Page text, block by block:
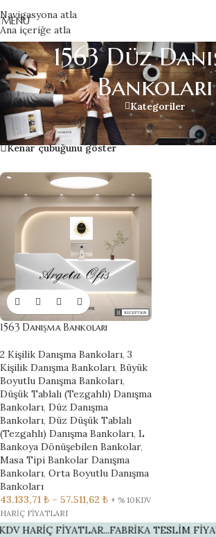
Navigasyona atla
Ana içeriğe atla
MENÜ
1563 Düz
Bankoları
Kategoriler
Home» 1563 Düz Danışma Bankoları Tek
Kenar çubuğunu göster
1563 Danışma Bankoları
2 Kişilik Danışma Bankoları, 3
Kişilik Danışma Bankoları, Büyük
Boyutlu Danışma Bankoları,
Düşük Tablalı (Tezgahlı) Danışma
Bankoları, Düz Danışma
Bankoları, Düz Düşük Tablalı
(Tezgahlı) Danışma Bankoları, L
Bankoya Dönüşebilen Bankolar,
Masa Tipi Bankolar Danışma
Bankoları, Orta Boyutlu Danışma
Bankoları
43.133,71 ₺ – 57.511,62 ₺ + % 10KDV
HARİÇ FİYATLARI
HARİÇ FİYATLAR...FABRİKA TESLİM